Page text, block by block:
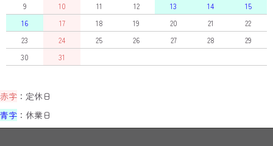
9
10 11 12 13 14
15
16
17 18 19 20 21
22
23
24 25 26 27 28
29
30
31
赤字 ：定休日
青字 ：休業日